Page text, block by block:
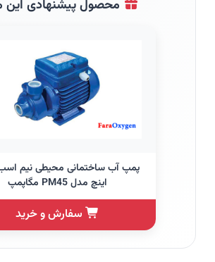
محصول پیشنهادی این
پمپ آب ساختمانی محیطی نیم
اینچ مدل PM45 مگاپمپ
سفارش و خرید